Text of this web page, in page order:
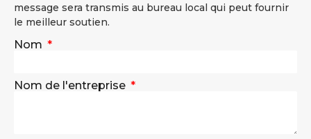
message sera transmis au bureau local qui peut fournir
le meilleur soutien.
Nom
Nom de l'entreprise